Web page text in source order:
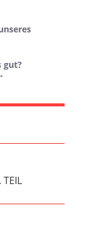
gut?
TEIL